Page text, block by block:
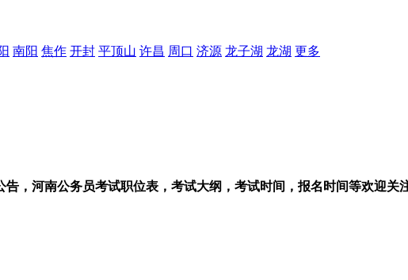
南阳 焦作 开封 平顶山 许昌 周口 济源 龙子湖 龙湖 更多
，河南公务员考试职位表，考试大纲，考试时间，报名时间等欢迎关